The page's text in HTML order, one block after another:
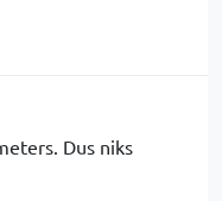
Dus niks